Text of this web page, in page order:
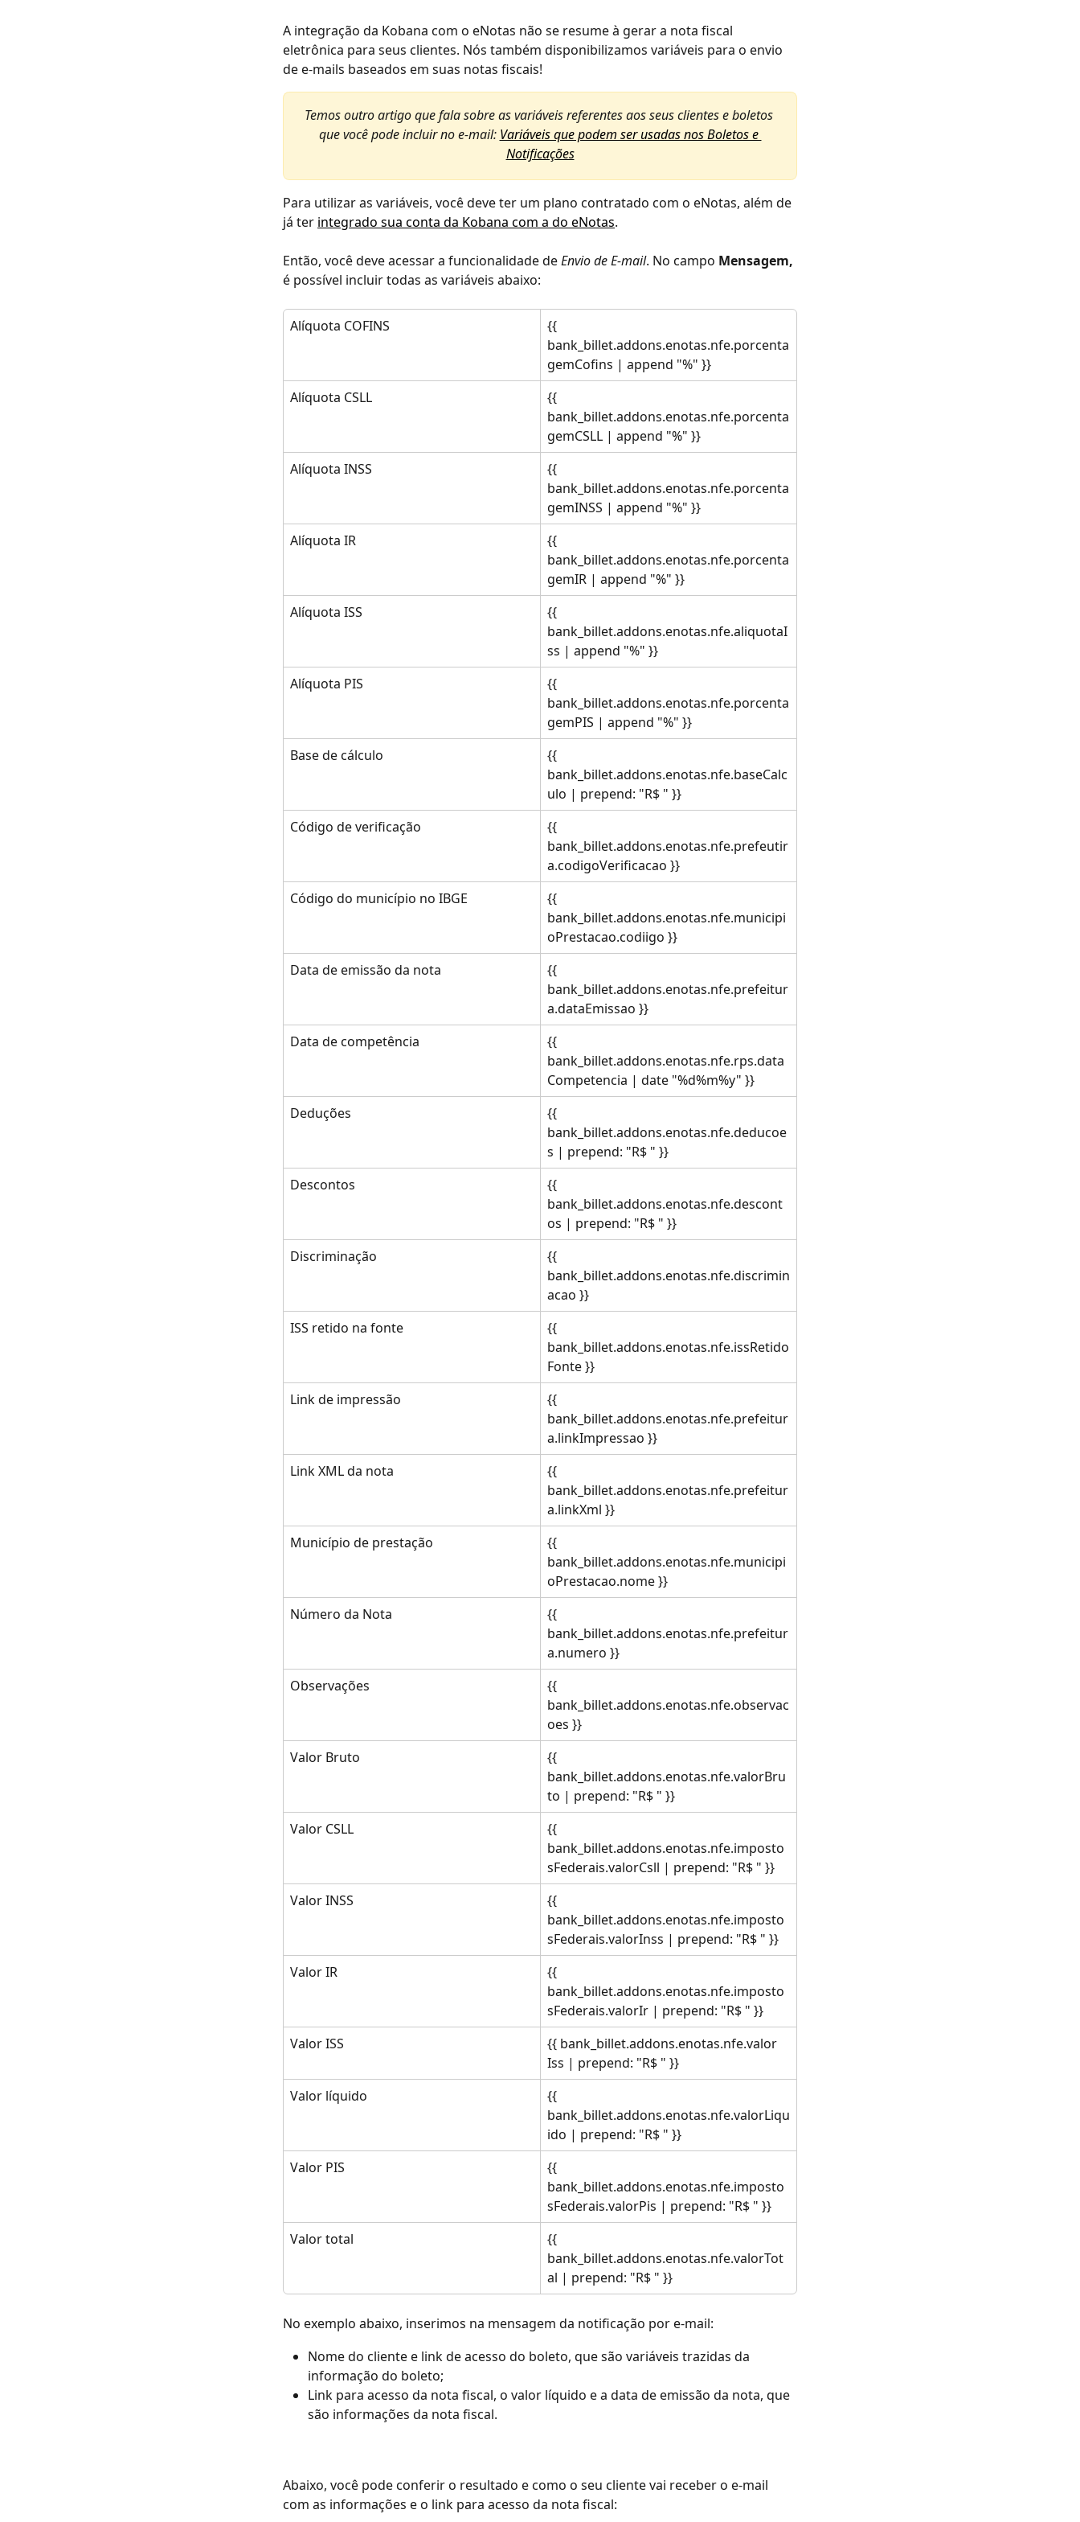
A integração da Kobana com o eNotas não se resume à gerar a nota fiscal
eletrônica para seus clientes. Nós também disponibilizamos variáveis para o envio
de e-mails baseados em suas notas fiscais!
Temos outro artigo que fala sobre as variáveis referentes aos seus clientes e boletos
que você pode incluir no e-mail: Variáveis que podem ser usadas nos Boletos e
Notificações
Para utilizar as variáveis, você deve ter um plano contratado com o eNotas, além de
já ter integrado sua conta da Kobana com a do eNotas.
Então, você deve acessar a funcionalidade de Envio de E-mail. No campo Mensagem,
é possível incluir todas as variáveis abaixo:
Alíquota COFINS
{{
bank_billet.addons.enotas.nfe.porcenta
gemCofins | append "%" }}
Alíquota CSLL
{{
bank_billet.addons.enotas.nfe.porcenta
gemCSLL | append "%" }}
Alíquota INSS
{{
bank_billet.addons.enotas.nfe.porcenta
gemINSS | append "%" }}
Alíquota IR
{{
bank_billet.addons.enotas.nfe.porcenta
gemIR | append "%" }}
Alíquota ISS
{{
bank_billet.addons.enotas.nfe.aliquotaI
ss | append "%" }}
Alíquota PIS
{{
bank_billet.addons.enotas.nfe.porcenta
gemPIS | append "%" }}
Base de cálculo
{{
bank_billet.addons.enotas.nfe.baseCalc
ulo | prepend: "R$ " }}
Código de verificação
{{
bank_billet.addons.enotas.nfe.prefeutir
a.codigoVerificacao }}
Código do município no IBGE
{{
bank_billet.addons.enotas.nfe.municipi
oPrestacao.codiigo }}
Data de emissão da nota
{{
bank_billet.addons.enotas.nfe.prefeitur
a.dataEmissao }}
Data de competência
{{
bank_billet.addons.enotas.nfe.rps.data
Competencia | date "%d%m%y" }}
Deduções
{{
bank_billet.addons.enotas.nfe.deducoe
s | prepend: "R$ " }}
Descontos
{{
bank_billet.addons.enotas.nfe.descont
os | prepend: "R$ " }}
Discriminação
{{
bank_billet.addons.enotas.nfe.discrimin
acao }}
ISS retido na fonte
{{
bank_billet.addons.enotas.nfe.issRetido
Fonte }}
Link de impressão
{{
bank_billet.addons.enotas.nfe.prefeitur
a.linkImpressao }}
Link XML da nota
{{
bank_billet.addons.enotas.nfe.prefeitur
a.linkXml }}
Município de prestação
{{
bank_billet.addons.enotas.nfe.municipi
oPrestacao.nome }}
Número da Nota
{{
bank_billet.addons.enotas.nfe.prefeitur
a.numero }}
Observações
{{
bank_billet.addons.enotas.nfe.observac
oes }}
Valor Bruto
{{
bank_billet.addons.enotas.nfe.valorBru
to | prepend: "R$ " }}
Valor CSLL
{{
bank_billet.addons.enotas.nfe.imposto
sFederais.valorCsll | prepend: "R$ " }}
Valor INSS
{{
bank_billet.addons.enotas.nfe.imposto
sFederais.valorInss | prepend: "R$ " }}
Valor IR
{{
bank_billet.addons.enotas.nfe.imposto
sFederais.valorIr | prepend: "R$ " }}
Valor ISS
{{ bank_billet.addons.enotas.nfe.valor
Iss | prepend: "R$ " }}
Valor líquido
{{
bank_billet.addons.enotas.nfe.valorLiqu
ido | prepend: "R$ " }}
Valor PIS
{{
bank_billet.addons.enotas.nfe.imposto
sFederais.valorPis | prepend: "R$ " }}
Valor total
{{
bank_billet.addons.enotas.nfe.valorTot
al | prepend: "R$ " }}
No exemplo abaixo, inserimos na mensagem da notificação por e-mail:
Nome do cliente e link de acesso do boleto, que são variáveis trazidas da
informação do boleto;
Link para acesso da nota fiscal, o valor líquido e a data de emissão da nota, que
são informações da nota fiscal.
Abaixo, você pode conferir o resultado e como o seu cliente vai receber o e-mail
com as informações e o link para acesso da nota fiscal: